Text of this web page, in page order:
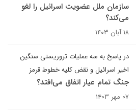
سازمان ملل عضویت اسرائیل را لغو
می‌کند؟
۱۸ آبان ۱۴۰۳
در پاسخ به سه عملیات تروریستی سنگین
اخیر اسرائیل و نقض کلیه خطوط قرمز
جنگ تمام عیار اتفاق می‌افتد؟
۰۷ مهر ۱۴۰۳